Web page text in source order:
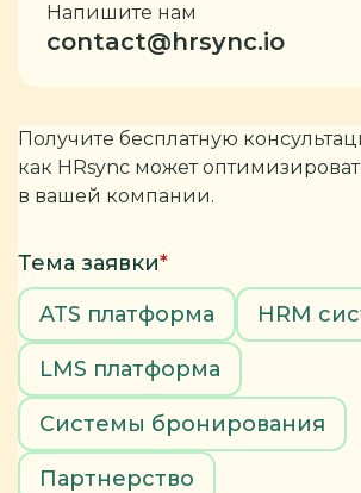
Напишите нам
contact@hrsync.io
Получите бесплатную
как HRsync может
в вашей компании.
Тема заявки*
ATS платформа
HRM
LMS платформа
Системы бронирования
Партнерство